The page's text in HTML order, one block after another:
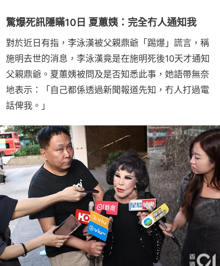
驚爆死訊隱瞞10日 夏蕙姨：完全冇人通知我
對於近日有指，李泳漢被父親鼎爺「踢爆」謊言，稱
施明去世的消息，李泳漢竟是在施明死後10天才通知
父親鼎爺。夏蕙姨被問及是否知悉此事，她語帶無奈
地表示：「自己都係透過新聞報道先知，冇人打過電
話俾我。」